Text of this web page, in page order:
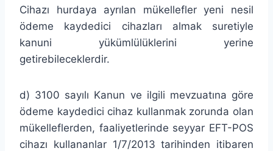
Cihazı hurdaya ayrılan mükellefler yeni nesil
ödeme kaydedici cihazları almak suretiyle
kanuni yükümlülüklerini yerine
getirebileceklerdir.
d) 3100 sayılı Kanun ve ilgili mevzuatına göre
ödeme kaydedici cihaz kullanmak zorunda olan
mükelleflerden, faaliyetlerinde seyyar EFT-POS
cihazı kullananlar 1/7/2013 tarihinden itibaren